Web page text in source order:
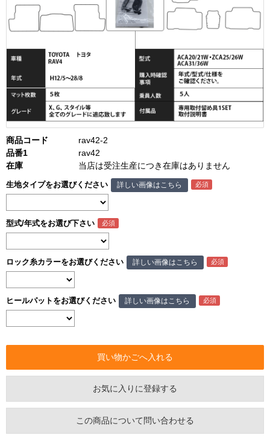
商品コード
rav42-2
品番1
rav42
在庫
当店は受注生産につき在庫はありません
生地タイプをお選びください 詳しい画像はこちら
型式/年式をお選び下さい
ロック糸カラーをお選びください 詳しい画像はこちら
ヒールパットをお選びください 詳しい画像はこちら
お気に入りに登録する
この商品について問い合わせる